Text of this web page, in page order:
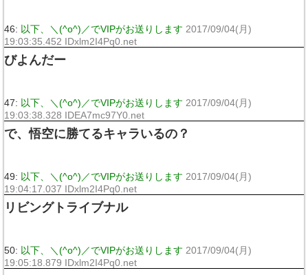
46: 以下、＼(^o^)／でVIPがお送りします 2017/09/04(月)
19:03:35.452 IDxlm2I4Pq0.net
びよんだー
47: 以下、＼(^o^)／でVIPがお送りします 2017/09/04(月)
19:03:38.328 IDEA7mc97Y0.net
で、悟空に勝てるキャラいるの？
49: 以下、＼(^o^)／でVIPがお送りします 2017/09/04(月)
19:04:17.037 IDxlm2I4Pq0.net
リビングトライブナル
50: 以下、＼(^o^)／でVIPがお送りします 2017/09/04(月)
19:05:18.879 IDxlm2I4Pq0.net